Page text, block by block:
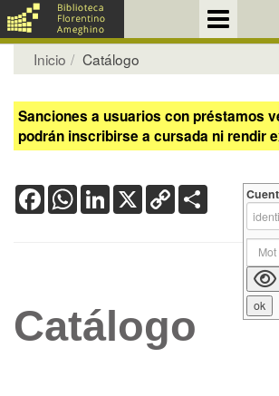
Inicio Catálogo
Sanciones a usuarios con préstamos
podrán inscribirse a cursada ni rendir
FacebookWhatsApp
LinkedIn
X Copy
Link
Catálogo